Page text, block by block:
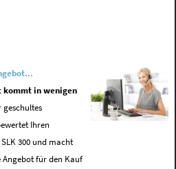
kommt in wenigen
geschultes
Ihren
300 und macht
Angebot für den Kauf